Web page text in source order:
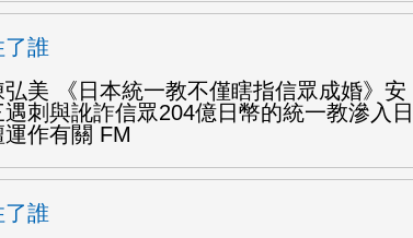
了誰
弘美 《日本統一教不僅瞎指信眾成婚》安
刺與訛詐信眾204億日幣的統一教滲入日
作有關 FM
了誰